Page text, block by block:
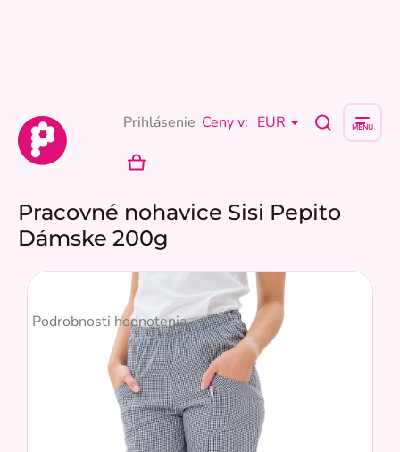
Ceny v: EUR
Prihlásenie
NÁKUPNÝ
Pracovné nohavice Sisi Pepito
Dámske 200g
hodnotenie
Podrobnosti hodnotenia